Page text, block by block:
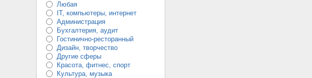
Любая
IT, компьютеры, интернет
Администрация
Бухгалтерия, аудит
Гостинично-ресторанный
Дизайн, творчество
Другие сферы
Красота, фитнес, спорт
Культура, музыка